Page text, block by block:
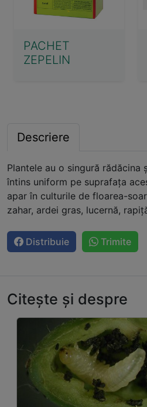
PACHET
ZEPELIN
Descriere
Plantele au o singură rădăcina
întins uniform pe suprafața
apar în culturile de floarea-
zahar, ardei gras, lucernă,
Distribuie Trimite
Citește și despre